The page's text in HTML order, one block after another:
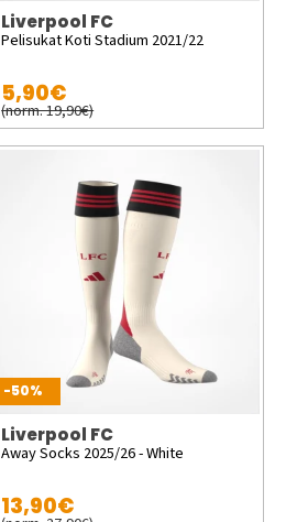
Liverpool FC
Pelisukat Koti Stadium 2021/22
5,90€
(norm. 19,90€)
-50%
Liverpool FC
Away Socks 2025/26 - White
13,90€